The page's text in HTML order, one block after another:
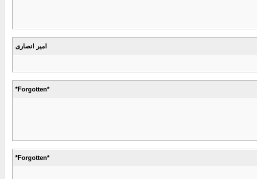
امیر انصاری
*Forgotten*
*Forgotten*